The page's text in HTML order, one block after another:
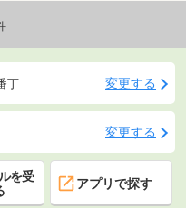
丁 変更する
変更する
を受
アプリで探す